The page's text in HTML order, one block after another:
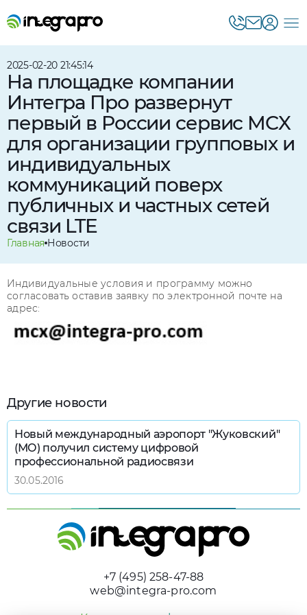
2025-02-20 21:45:14
На площадке компании
Интегра Про развернут
первый в России сервис MCX
для организации групповых и
индивидуальных
коммуникаций поверх
публичных и частных сетей
связи LTE
Главная Новости
Индивидуальные условия и программу можно
согласовать оставив заявку по электронной почте на
адрес:
Другие новости
Новый международный аэропорт "Жуковский"
(МО) получил систему цифровой
профессиональной радиосвязи
30.05.2016
+7 (495) 258-47-88
web@integra-pro.com